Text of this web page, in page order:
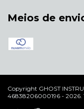
Meios de
Copyright GHOST
46838206000196 - 2026.